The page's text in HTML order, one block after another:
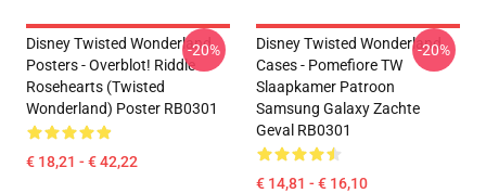
Disney Twisted Wonderland
Posters - Overblot! Riddle
Rosehearts (Twisted
Wonderland) Poster RB0301
€ 18,21 - € 42,22
-20%
Disney Twisted Wonderland
Cases - Pomefiore TW
Slaapkamer Patroon
Samsung Galaxy Zachte
Geval RB0301
€ 14,81 - € 16,10
-20%